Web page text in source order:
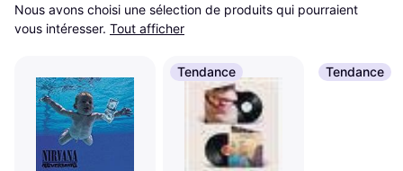
Nous avons choisi une sélection de produits qui pourraient
vous intéresser. Tout afficher
Tendance Tendance